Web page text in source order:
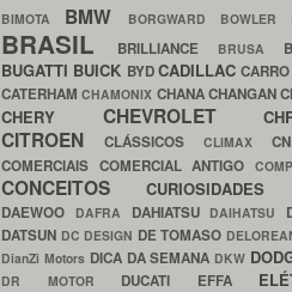
BIMOTA BMW BORGWARD BOWLER
BRASIL BRILLIANCE BRUSA
BUGATTI BUICK BYDCADILLAC
CATERHAMCHAMONIX CHANACHANGAN
CHERY CHEVROLET
CITROEN CLÁSSICOS CLIMAX
COMERCIAIS COMERCIAL ANTIGO
CONCEITOS CURIOSIDADES
DAEWOO DAFRA DAHIATSU DAIHATSU
DATSUN DC DESIGN DE TOMASO
DianZi Motors DICA DA SEMANA DKW
DR MOTOR DUCATI EFFA